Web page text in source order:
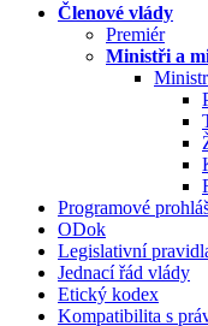
Členové vlády
Premiér
Ministři a
Programové
ODok
Legislativní
Jednací řád vlády
Etický kodex
Kompatibilita s